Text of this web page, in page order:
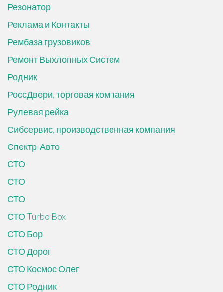
Резонатор
Реклама и Контакты
Рембаза грузовиков
Ремонт Выхлопных Систем
Родник
РоссДвери, торговая компания
Рулевая рейка
Сибсервис, производственная компания
Спектр-Авто
СТО
СТО
СТО
СТО Turbo Box
СТО Бор
СТО Дорог
СТО Космос Олег
СТО Родник